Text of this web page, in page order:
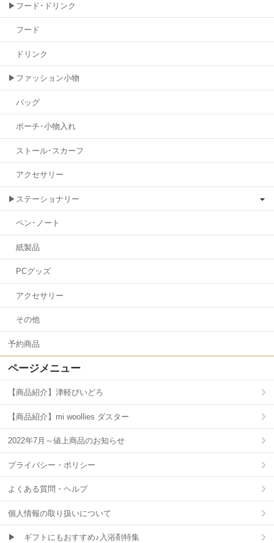
▶フード･ドリンク
フード
ドリンク
▶ファッション小物
バッグ
ポーチ･小物入れ
ストール･スカーフ
アクセサリー
▶ステーショナリー
ペン･ノート
紙製品
PCグッズ
アクセサリー
その他
予約商品
ページメニュー
【商品紹介】津軽びいどろ
【商品紹介】mi woollies ダスター
2022年7月～値上商品のお知らせ
プライバシー・ポリシー
よくある質問・ヘルプ
個人情報の取り扱いについて
▶ ギフトにもおすすめ♪入浴剤特集